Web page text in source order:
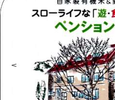
특집
목록
추천
아트
이벤트/축제
모델 코스
목록
Dive!
관광지・체험
목록
계절 정보